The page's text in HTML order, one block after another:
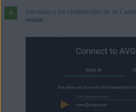
Introduzca las credenciales de su
sesión.